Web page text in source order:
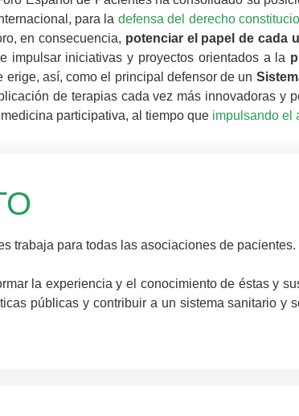
para la defensa del derecho
en consecuencia, potenciar el papel de cada
impulsar iniciativas y proyectos orientados a la
erige, así, como el principal defensor de un
de terapias cada vez más innovadoras y
participativa, al tiempo que impulsando el
trabaja para todas las asociaciones de pacientes.
la experiencia y el conocimiento de éstas y
públicas y contribuir a un sistema sanitario y